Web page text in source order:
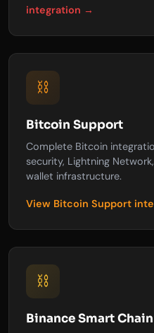
integration →
⛓️
Bitcoin Support
Complete Bitcoin
security, Lightning
wallet infrastructure.
View Bitcoin Support
⛓️
Binance Smart